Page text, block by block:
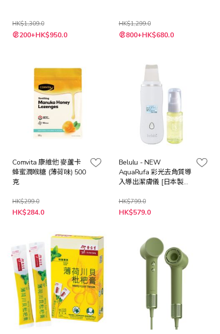
HK$1,309.0
特
殊 200+HK$950.0
HK$1,299.0
特
殊 800+HK$680.0
Comvita 康維他 麥蘆卡
蜂蜜潤喉糖 (薄荷味) 500
克
HK$299.0
特
殊
HK$284.0
Belulu - NEW
AquaRufa 彩光去角質導
入導出潔膚儀 [日本製
HK$799.0
特
殊
HK$579.0